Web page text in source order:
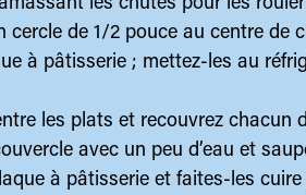
cercle de 1/2 pouce au centre de
à pâtisserie ; mettez-les au
les plats et recouvrez chacun
avec un peu d’eau et
à pâtisserie et faites-les cuire